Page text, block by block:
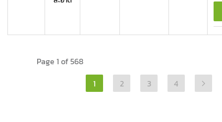
Page 1 of 568
1
2 3 4